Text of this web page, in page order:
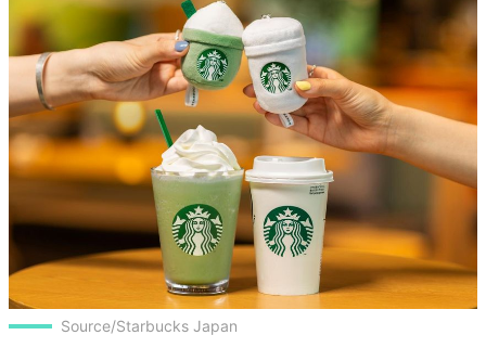
Source/Starbucks Japan